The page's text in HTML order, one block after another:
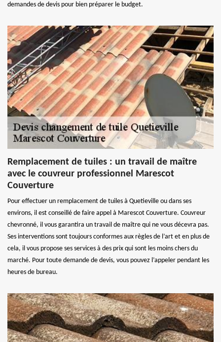
demandes de devis pour bien préparer le budget.
Remplacement de tuiles : un travail de maître
avec le couvreur professionnel Marescot
Couverture
Pour effectuer un remplacement de tuiles à Quetieville ou dans ses
environs, il est conseillé de faire appel à Marescot Couverture. Couvreur
chevronné, il vous garantira un travail de maître qui ne vous décevra pas.
Ses interventions sont toujours conformes aux règles de l’art et en plus de
cela, il vous propose ses services à des prix qui sont les moins chers du
marché. Pour toute demande de devis, vous pouvez l’appeler pendant les
heures de bureau.